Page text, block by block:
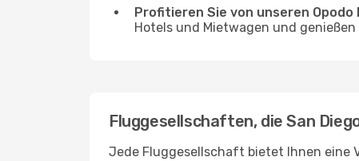
Profitieren Sie von unseren
Hotels und Mietwagen und
Fluggesellschaften, die San
Jede Fluggesellschaft bietet Ihnen eine